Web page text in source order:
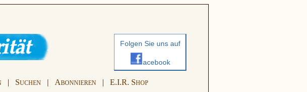
Folgen Sie uns auf
acebook
| SUCHEN | ABONNIEREN | E.I.R. SHOP